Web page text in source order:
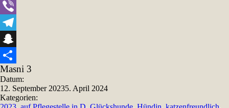
WhatsApp
Viber
Telegram
Snapchat
Teilen
Masni 3
Datum:
12. September 20235. April 2024
Kategorien: